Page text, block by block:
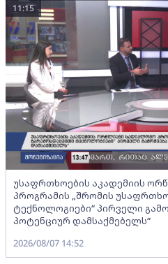
უსაფრთხოების აკადემიის
პროგრამის „შრომის
ტექნოლოგიები“ პირველი
პოტენციურ დამსაქმებელს“
11:15
2026/08/07 14:52